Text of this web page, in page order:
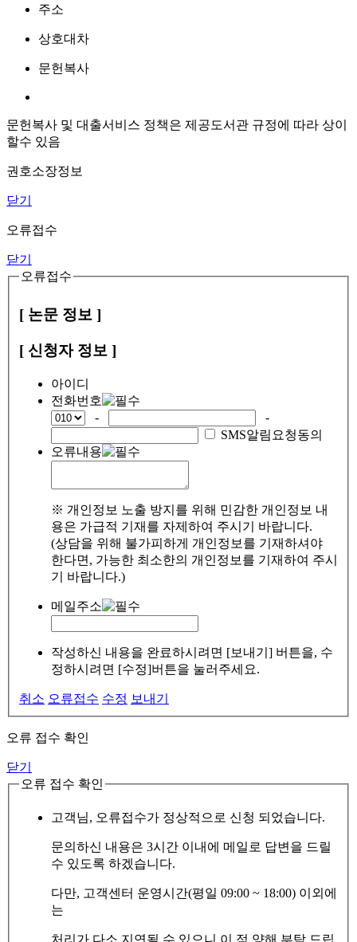
주소
상호대차
문헌복사
문헌복사 및 대출서비스 정책은 제공도서관 규정에 따라 상이
할수 있음
권호소장정보
닫기
오류접수
닫기
오류접수
[ 논문 정보 ]
[ 신청자 정보 ]
아이디
전화번호
-
-
SMS알림요청동의
오류내용
※ 개인정보 노출 방지를 위해 민감한 개인정보 내
용은 가급적 기재를 자제하여 주시기 바랍니다.
(상담을 위해 불가피하게 개인정보를 기재하셔야
한다면, 가능한 최소한의 개인정보를 기재하여 주시
기 바랍니다.)
메일주소
작성하신 내용을 완료하시려면 [보내기] 버튼을, 수
정하시려면 [수정]버튼을 눌러주세요.
취소 오류접수 수정 보내기
오류 접수 확인
닫기
오류 접수 확인
고객님, 오류접수가 정상적으로 신청 되었습니다.
문의하신 내용은 3시간 이내에 메일로 답변을 드릴
수 있도록 하겠습니다.
다만, 고객센터 운영시간(평일 09:00 ~ 18:00) 이외에
는